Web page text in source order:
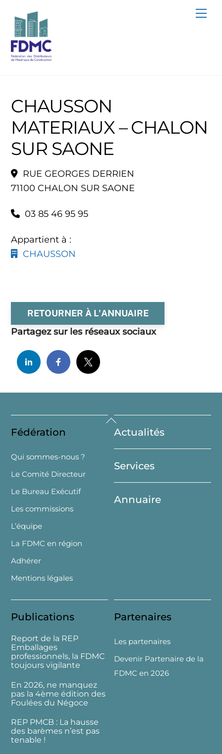
content
CHAUSSON
MATERIAUX – CHALON
SUR SAONE
RUE GEORGES DERRIEN
71100 CHALON SUR SAONE
03 85 46 95 95
Appartient à :
CHAUSSON
RETOURNER À L'ANNUAIRE
Partagez sur les réseaux sociaux
Back
To
Top
Fédération
Qui sommes-nous ?
Le Comité Directeur
Le Bureau Exécutif
Les commissions
L’équipe
La FDMC en région
Adhérer
Mentions légales
Actualités
Services
Annuaire
Publications
Report de la REP
Emballages
professionnels, la FDMC
toujours vigilante
En 2026, ne manquez
pas la 4ème édition des
Foulées du Négoce
REP PMCB : La hausse
des barèmes n’est pas
tenable !
Partenaires
Les partenaires
Devenir Partenaire de la
FDMC en 2026